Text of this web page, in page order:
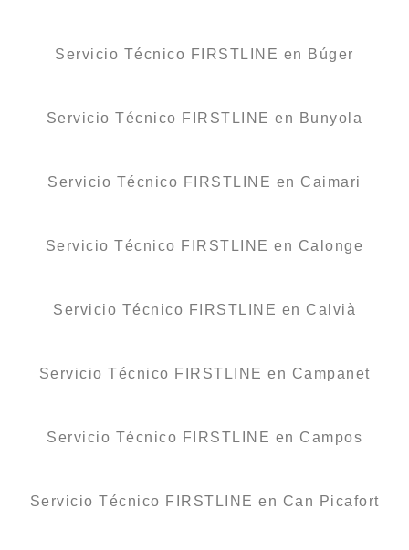
Servicio Técnico FIRSTLINE en Búger
Servicio Técnico FIRSTLINE en Bunyola
Servicio Técnico FIRSTLINE en Caimari
Servicio Técnico FIRSTLINE en Calonge
Servicio Técnico FIRSTLINE en Calvià
Servicio Técnico FIRSTLINE en Campanet
Servicio Técnico FIRSTLINE en Campos
Servicio Técnico FIRSTLINE en Can Picafort